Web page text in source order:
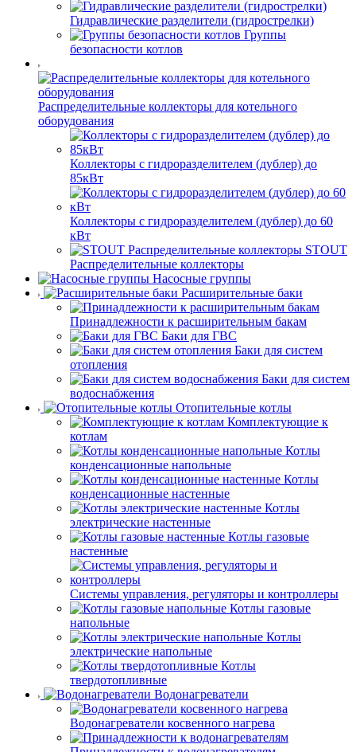
Гидравлические разделители (гидрострелки)
Группы
безопасности котлов
Распределительные коллекторы для котельного
оборудования
Коллекторы с гидроразделителем (дублер) до
85кВт
Коллекторы с гидроразделителем (дублер) до 60
кВт
STOUT
Распределительные коллекторы
Насосные группы
Расширительные баки
Принадлежности к расширительным бакам
Баки для ГВС
Баки для систем
отопления
Баки для систем
водоснабжения
Отопительные котлы
Комплектующие к
котлам
Котлы
конденсационные напольные
Котлы
конденсационные настенные
Котлы
электрические настенные
Котлы газовые
настенные
Системы управления, регуляторы и контроллеры
Котлы газовые
напольные
Котлы
электрические напольные
Котлы
твердотопливные
Водонагреватели
Водонагреватели косвенного нагрева